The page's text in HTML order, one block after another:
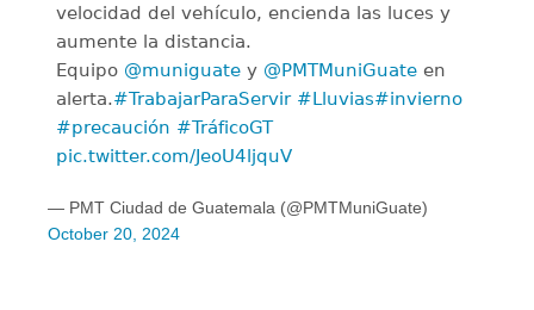
velocidad del vehículo, encienda las luces y
aumente la distancia.
Equipo @muniguate y @PMTMuniGuate en
alerta.#TrabajarParaServir #Lluvias#invierno
#precaución #TráficoGT
pic.twitter.com/JeoU4ljquV
— PMT Ciudad de Guatemala (@PMTMuniGuate)
October 20, 2024